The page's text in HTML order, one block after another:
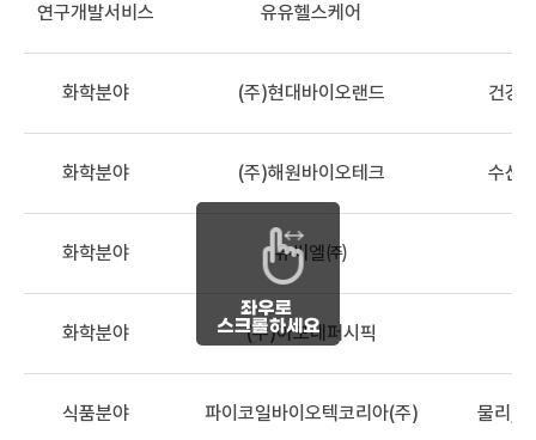
연구개발서비스 유유헬스케어
화학분야 (주)현대바이오랜드 건강
화학분야 (주)해원바이오테크 수산
화학분야 유씨엘㈜
화학분야 (주)아모레퍼시픽
식품분야 파이코일바이오텍코리아(주) 물리,